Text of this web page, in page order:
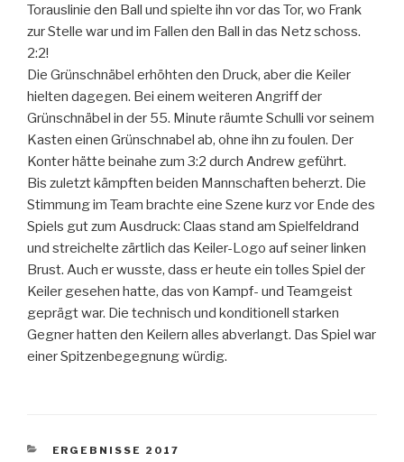
Torauslinie den Ball und spielte ihn vor das Tor, wo Frank
zur Stelle war und im Fallen den Ball in das Netz schoss.
2:2!
Die Grünschnäbel erhöhten den Druck, aber die Keiler
hielten dagegen. Bei einem weiteren Angriff der
Grünschnäbel in der 55. Minute räumte Schulli vor seinem
Kasten einen Grünschnabel ab, ohne ihn zu foulen. Der
Konter hätte beinahe zum 3:2 durch Andrew geführt.
Bis zuletzt kämpften beiden Mannschaften beherzt. Die
Stimmung im Team brachte eine Szene kurz vor Ende des
Spiels gut zum Ausdruck: Claas stand am Spielfeldrand
und streichelte zärtlich das Keiler-Logo auf seiner linken
Brust. Auch er wusste, dass er heute ein tolles Spiel der
Keiler gesehen hatte, das von Kampf- und Teamgeist
geprägt war. Die technisch und konditionell starken
Gegner hatten den Keilern alles abverlangt. Das Spiel war
einer Spitzenbegegnung würdig.
KATEGORIEN
ERGEBNISSE 2017